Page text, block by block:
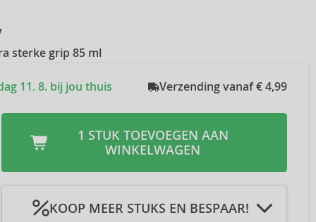
sterke grip 85 ml
11. 8. bij jou thuis Verzending vanaf € 4,99
1 STUK TOEVOEGEN AAN
WINKELWAGEN
KOOP MEER STUKS EN BESPAAR!